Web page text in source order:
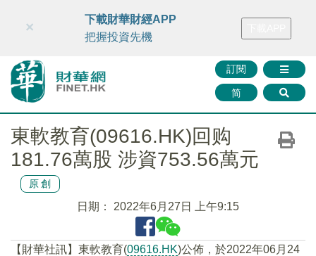
財華智庫網 FINTV FINMETA 財華證券 媒體矩陣
訂閱
简
×
下載財華財經APP
把握投資先機
東軟教育(09616.HK)回购
181.76萬股 涉資753.56萬元
原創
日期： 2022年6月27日 上午9:15
【財華社訊】東軟教育(09616.HK)公佈，於2022年06月24